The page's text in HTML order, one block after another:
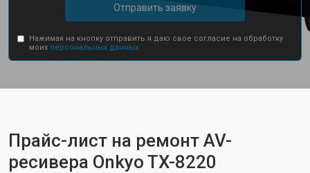
Отправить заявку
Нажимая на кнопку отправить я даю свое согласие на обработку
моих персональных данных.
Прайс-лист на ремонт AV-
ресивера Onkyo TX-8220